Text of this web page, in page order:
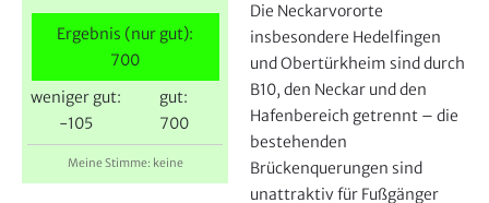
Ergebnis (nur gut):
700
weniger gut:
-105
gut:
700
Meine Stimme: keine
Die Neckarvororte
insbesondere Hedelfingen
und Obertürkheim sind durch
B10, den Neckar und den
Hafenbereich getrennt – die
bestehenden
Brückenquerungen sind
unattraktiv für Fußgänger